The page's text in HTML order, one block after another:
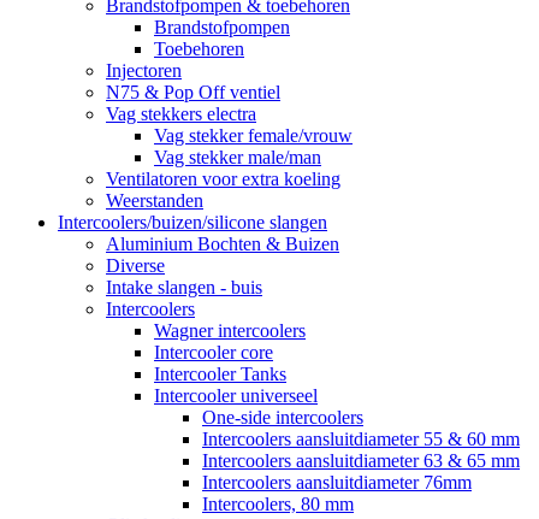
Brandstofpompen & toebehoren
Brandstofpompen
Toebehoren
Injectoren
N75 & Pop Off ventiel
Vag stekkers electra
Vag stekker female/vrouw
Vag stekker male/man
Ventilatoren voor extra koeling
Weerstanden
Intercoolers/buizen/silicone slangen
Aluminium Bochten & Buizen
Diverse
Intake slangen - buis
Intercoolers
Wagner intercoolers
Intercooler core
Intercooler Tanks
Intercooler universeel
One-side intercoolers
Intercoolers aansluitdiameter 55 & 60 mm
Intercoolers aansluitdiameter 63 & 65 mm
Intercoolers aansluitdiameter 76mm
Intercoolers, 80 mm